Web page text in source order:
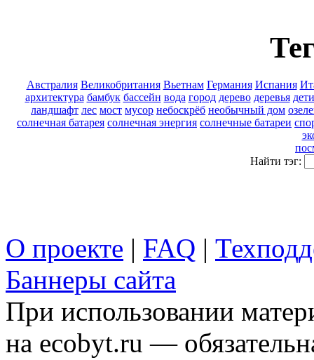
Австралия Великобритания Вьетнам Германия Испания
архитектура бамбук бассейн вода город дерево деревья дети
ландшафт лес мост мусор небоскрёб необычный дом
солнечная батарея солнечная энергия солнечные батареи
Найти тэг:
О проекте | FAQ |
Баннеры сайта
При использовании
на ecobyt.ru —